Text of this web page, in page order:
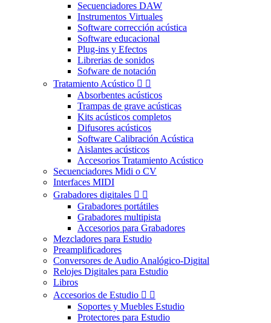
Secuenciadores DAW
Instrumentos Virtuales
Software corrección acústica
Software educacional
Plug-ins y Efectos
Librerias de sonidos
Sofware de notación
Tratamiento Acústico  
Absorbentes acústicos
Trampas de grave acústicas
Kits acústicos completos
Difusores acústicos
Software Calibración Acústica
Aislantes acústicos
Accesorios Tratamiento Acústico
Secuenciadores Midi o CV
Interfaces MIDI
Grabadores digitales  
Grabadores portátiles
Grabadores multipista
Accesorios para Grabadores
Mezcladores para Estudio
Preamplificadores
Conversores de Audio Analógico-Digital
Relojes Digitales para Estudio
Libros
Accesorios de Estudio  
Soportes y Muebles Estudio
Protectores para Estudio